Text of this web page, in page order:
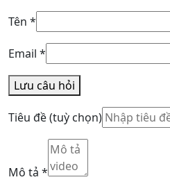
Tên *
Email *
Lưu câu hỏi
Tiêu đề(tuỳ chọn)
Mô tả *